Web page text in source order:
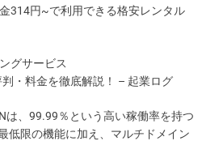
314円~で利用できる格安レンタル
グサービス
・料金を徹底解説！ – 起業ログ
は、99.99％という高い稼働率を持つ
低限の機能に加え、マルチドメイン